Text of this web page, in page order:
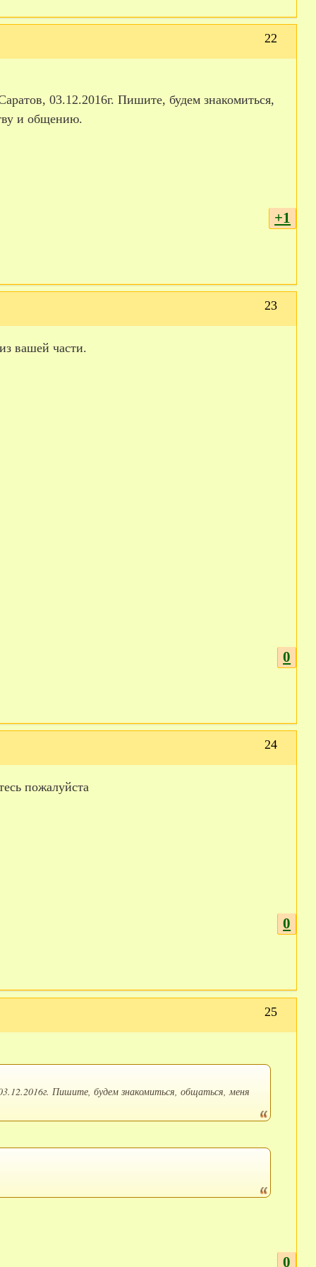
22
03.12.2016г. Пишите, будем знакомиться,
и общению.
+1
23
вашей части.
0
24
пожалуйста
0
25
Пишите, будем знакомиться, общаться, меня
0